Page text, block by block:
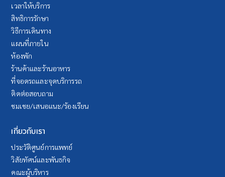
เวลาให้บริการ
สิทธิการรักษา
วิธีการเดินทาง
แผนที่ภายใน
ห้องพัก
ร้านค้าและร้านอาหาร
ที่จอดรถและจุดบริการรถ
ติดต่อสอบถาม
ชมเชย/เสนอแนะ/ร้องเรียน
เกี่ยวกับเรา
ประวัติศูนย์การแพทย์
วิสัยทัศน์และพันธกิจ
คณะผู้บริหาร